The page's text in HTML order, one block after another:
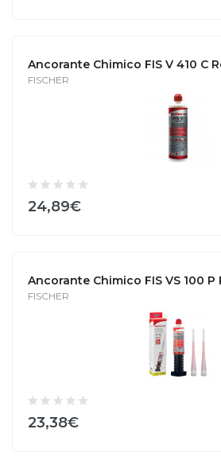
Ancorante Chimico FIS V 410 C
FISCHER
24,89€
Ancorante Chimico FIS VS 100
FISCHER
23,38€